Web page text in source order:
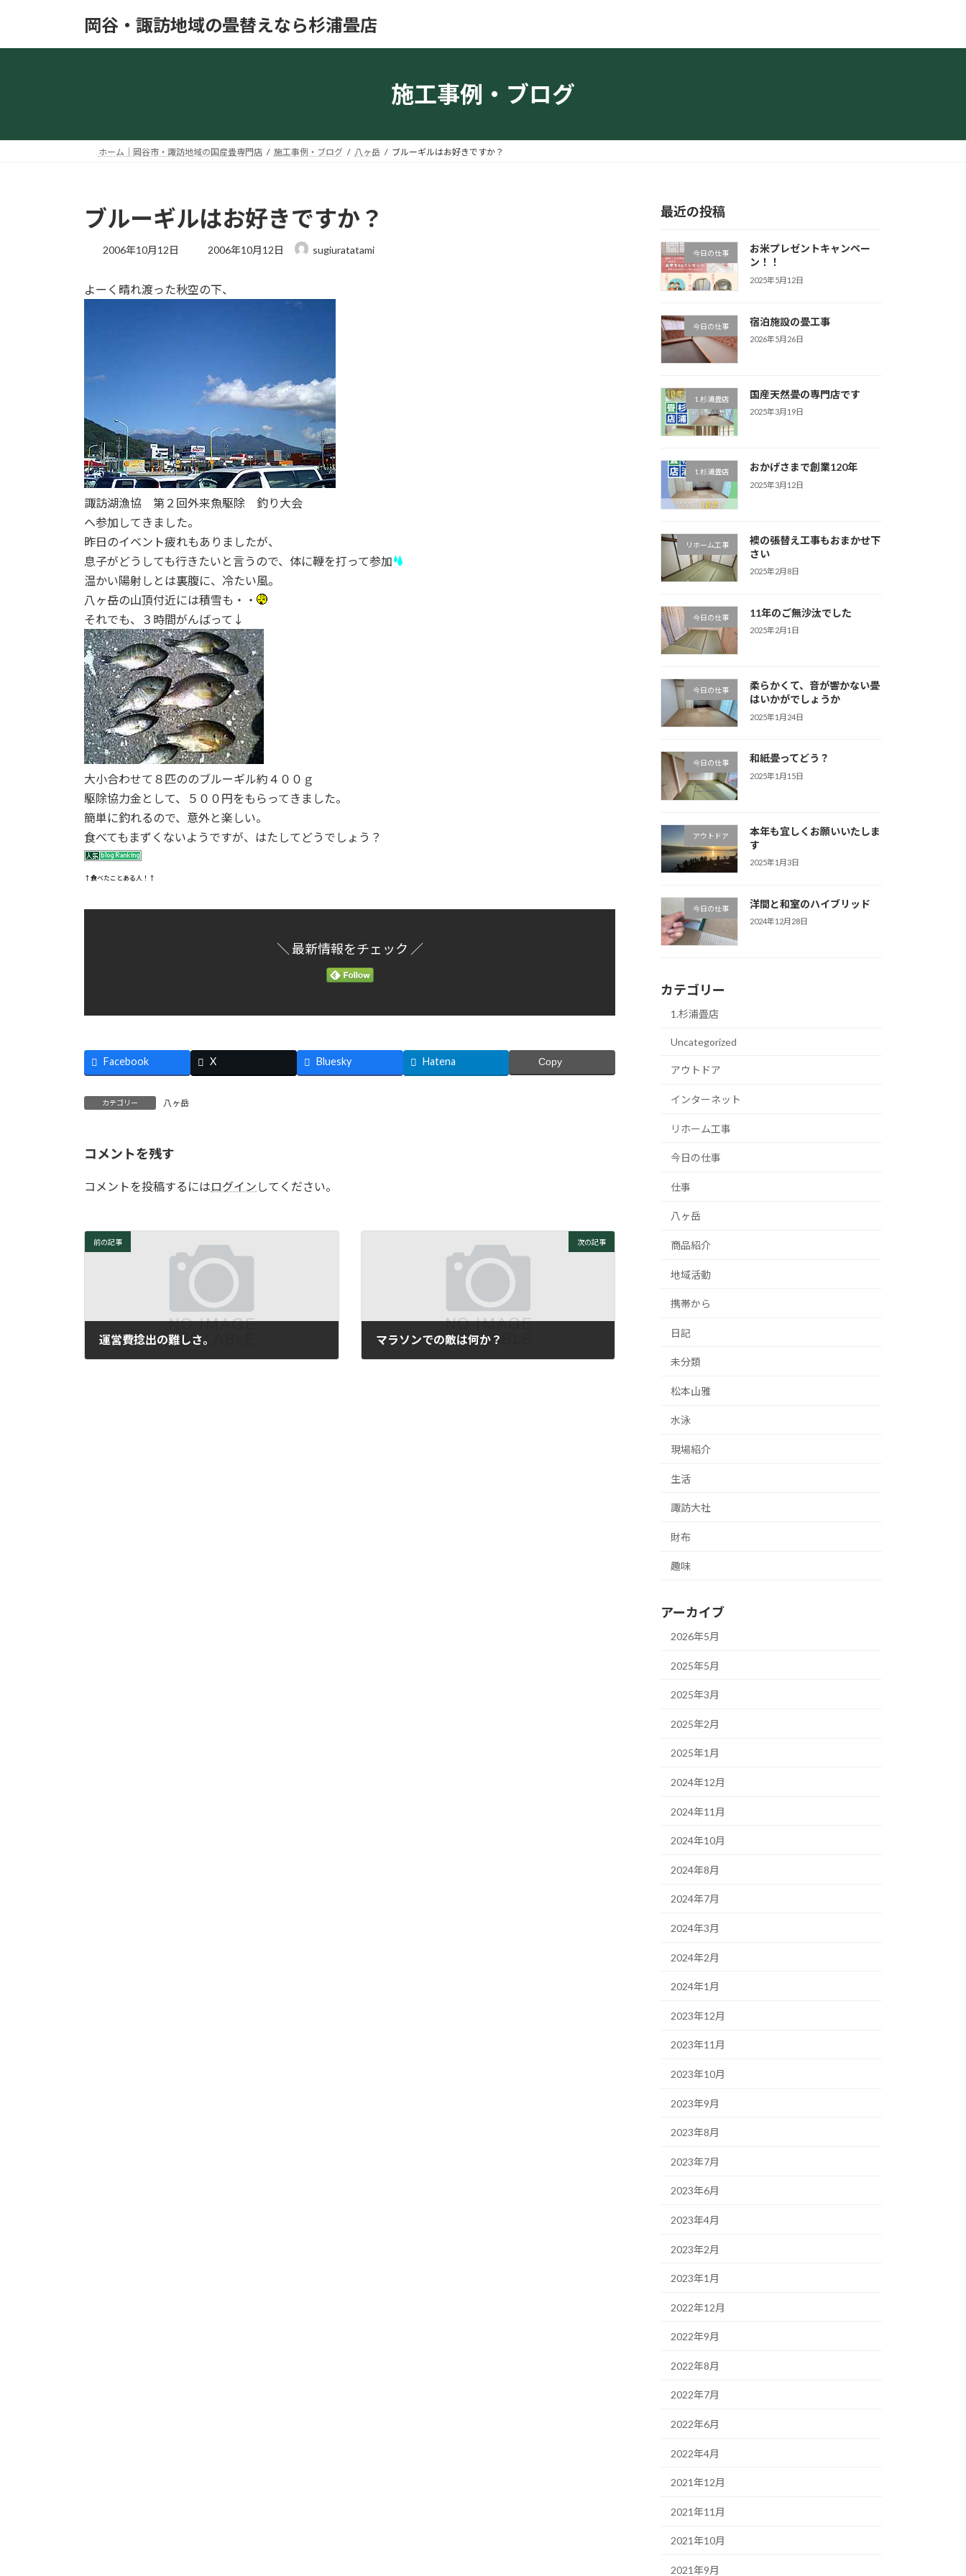
岡谷・諏訪地域の畳替えなら杉浦畳店
施工事例・ブログ
ホーム｜岡谷市・諏訪地域の国産畳専門店 施工事例・ブログ 八ヶ岳 ブルーギルはお好きですか？
ブルーギルはお好きですか？
2006年10月12日
最
新
2006年10月12日 sugiuratatami
よーく晴れ渡った秋空の下、
諏訪湖漁協 第２回外来魚駆除 釣り大会
へ参加してきました。
昨日のイベント疲れもありましたが、
息子がどうしても行きたいと言うので、体に鞭を打って参加
温かい陽射しとは裏腹に、冷たい風。
八ヶ岳の山頂付近には積雪も・・
それでも、３時間がんばって↓
大小合わせて８匹ののブルーギル約４００ｇ
駆除協力金として、５００円をもらってきました。
簡単に釣れるので、意外と楽しい。
食べてもまずくないようですが、はたしてどうでしょう？
↑食べたことある人！↑
＼ 最新情報をチェック ／
Facebook X Bluesky Hatena Copy
カテゴリー 八ヶ岳
コメントを残す
コメントを投稿するにはログイン してください。
前の記事
運営費捻出の難しさ。
次の記事
マラソンでの敵は何か？
最近の投稿
今日の仕事
お米プレゼントキャンペー
ン！！
2025年5月12日
今日の仕事 宿泊施設の畳工事
2026年5月26日
1.杉浦畳店 国産天然畳の専門店です
2025年3月19日
1.杉浦畳店 おかげさまで創業120年
2025年3月12日
リホーム工事
襖の張替え工事もおまかせ下
さい
2025年2月8日
今日の仕事 11年のご無沙汰でした
2025年2月1日
今日の仕事
柔らかくて、音が響かない畳
はいかがでしょうか
2025年1月24日
今日の仕事 和紙畳ってどう？
2025年1月15日
アウトドア
本年も宜しくお願いいたしま
す
2025年1月3日
今日の仕事 洋間と和室のハイブリッド
2024年12月28日
カテゴリー
1.杉浦畳店
Uncategorized
アウトドア
インターネット
リホーム工事
今日の仕事
仕事
八ヶ岳
商品紹介
地域活動
携帯から
日記
未分類
松本山雅
水泳
現場紹介
生活
諏訪大社
財布
趣味
アーカイブ
2026年5月
2025年5月
2025年3月
2025年2月
2025年1月
2024年12月
2024年11月
2024年10月
2024年8月
2024年7月
2024年3月
2024年2月
2024年1月
2023年12月
2023年11月
2023年10月
2023年9月
2023年8月
2023年7月
2023年6月
2023年4月
2023年2月
2023年1月
2022年12月
2022年9月
2022年8月
2022年7月
2022年6月
2022年4月
2021年12月
2021年11月
2021年10月
2021年9月